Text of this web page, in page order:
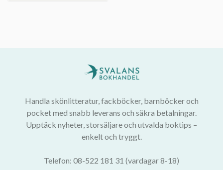
Handla skönlitteratur, fackböcker, barnböcker och
pocket med snabb leverans och säkra betalningar.
Upptäck nyheter, storsäljare och utvalda boktips –
enkelt och tryggt.
Telefon: 08-522 181 31 (vardagar 8-18)